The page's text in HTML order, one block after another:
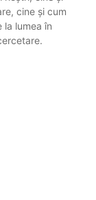
cine și cum
lumea în